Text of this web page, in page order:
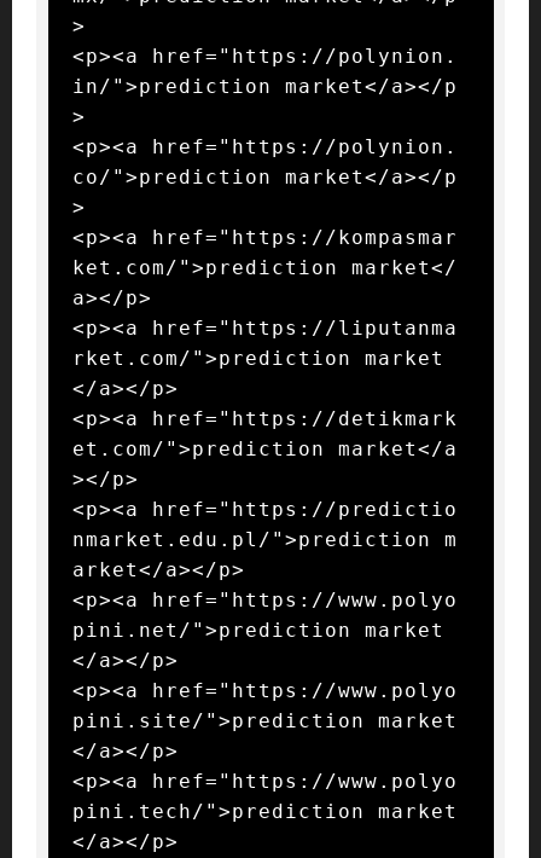
>
<p><a href="https://polynion.
in/">prediction market</a></p
>
<p><a href="https://polynion.
co/">prediction market</a></p
>
<p><a href="https://kompasmar
ket.com/">prediction market</
a></p>
<p><a href="https://liputanma
rket.com/">prediction market
</a></p>
<p><a href="https://detikmark
et.com/">prediction market</a
></p>
<p><a href="https://predictio
nmarket.edu.pl/">prediction m
arket</a></p>
<p><a href="https://www.polyo
pini.net/">prediction market
</a></p>
<p><a href="https://www.polyo
pini.site/">prediction market
</a></p>
<p><a href="https://www.polyo
pini.tech/">prediction market
</a></p>